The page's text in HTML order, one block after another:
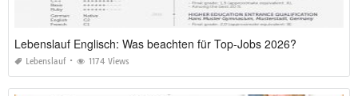
Lebenslauf Englisch: Was beachten für Top-Jobs 2026?
Lebenslauf 1174 Views